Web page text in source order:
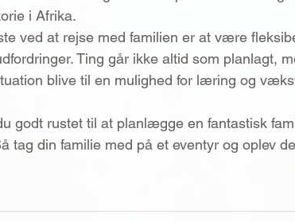
i Afrika.
ved at rejse med familien er at være
Ting går ikke altid som planlagt,
blive til en mulighed for læring og
godt rustet til at planlægge en fantastisk
tag din familie med på et eventyr og oplev